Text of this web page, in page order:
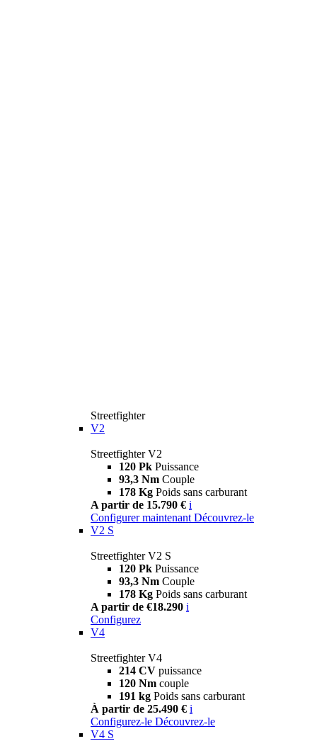
Streetfighter
V2
Streetfighter V2
120 Pk Puissance
93,3 Nm Couple
178 Kg Poids sans carburant
A partir de 15.790 € i
Configurer maintenant Découvrez-le
V2 S
Streetfighter V2 S
120 Pk Puissance
93,3 Nm Couple
178 Kg Poids sans carburant
A partir de €18.290 i
Configurez
V4
Streetfighter V4
214 CV puissance
120 Nm couple
191 kg Poids sans carburant
À partir de 25.490 € i
Configurez-le Découvrez-le
V4 S